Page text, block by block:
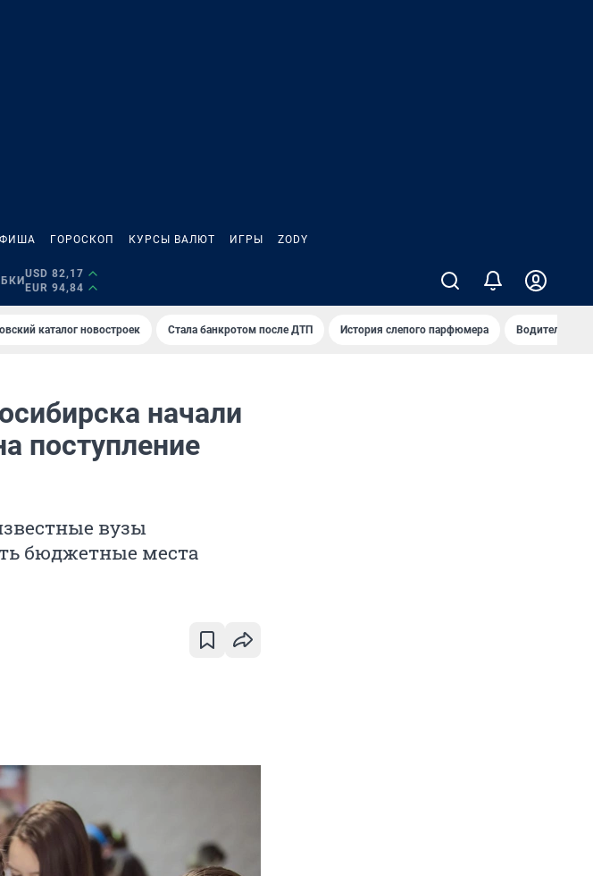
ГОРОСКОП КУРСЫ ВАЛЮТ ИГРЫ ZODY
USD 82,17
EUR 94,84
каталог новостроек Стала банкротом после ДТП История слепого парфюмера Водители
начали
поступление
вузы
бюджетные места